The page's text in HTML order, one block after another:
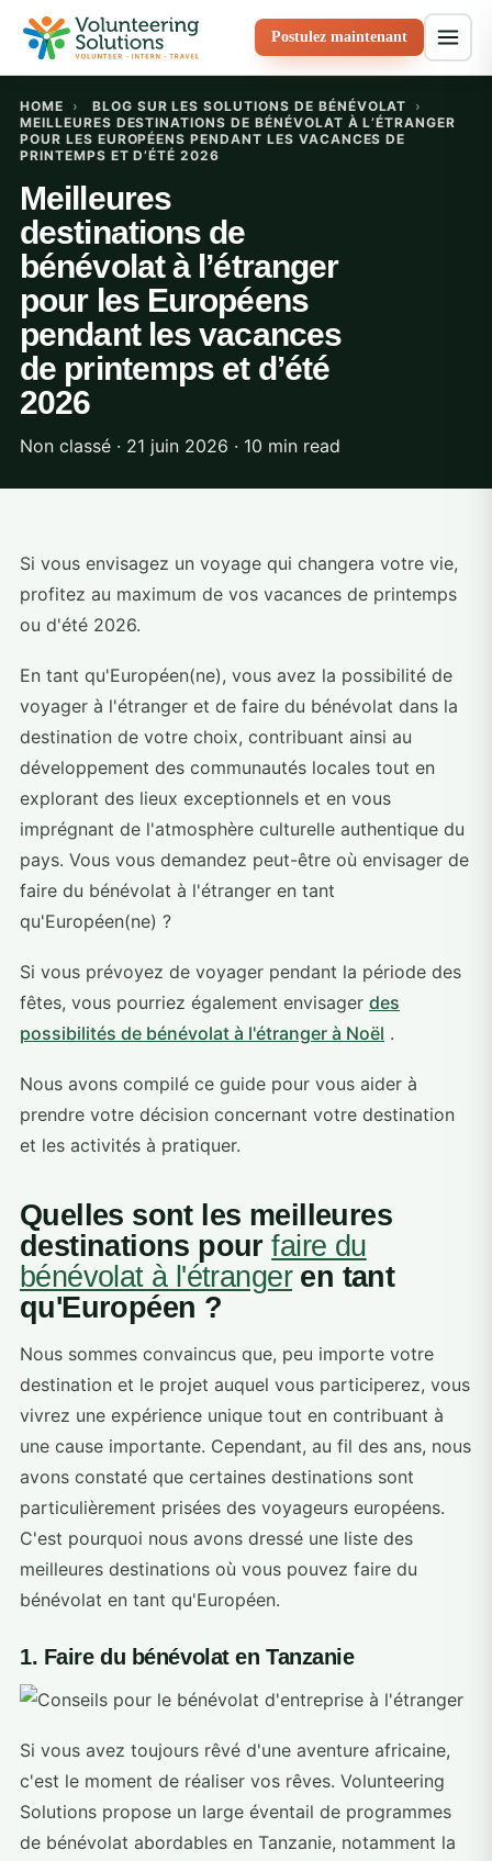
Postulez maintenant
HOME › BLOG SUR LES SOLUTIONS DE BÉNÉVOLAT
›
MEILLEURES DESTINATIONS DE BÉNÉVOLAT À L’ÉTRANGER
POUR LES EUROPÉENS PENDANT LES VACANCES DE
PRINTEMPS ET D’ÉTÉ 2026
Meilleures
destinations de
bénévolat à l’étranger
pour les Européens
pendant les vacances
de printemps et d’été
2026
Non classé · 21 juin 2026 · 10 min read
Si vous envisagez un voyage qui changera votre vie,
profitez au maximum de vos vacances de printemps
ou d'été 2026.
En tant qu'Européen(ne), vous avez la possibilité de
voyager à l'étranger et de faire du bénévolat dans la
destination de votre choix, contribuant ainsi au
développement des communautés locales tout en
explorant des lieux exceptionnels et en vous
imprégnant de l'atmosphère culturelle authentique du
pays. Vous vous demandez peut-être où envisager de
faire du bénévolat à l'étranger en tant
qu'Européen(ne) ?
Si vous prévoyez de voyager pendant la période des
fêtes, vous pourriez également envisager des
possibilités de bénévolat à l'étranger à Noël .
Nous avons compilé ce guide pour vous aider à
prendre votre décision concernant votre destination
et les activités à pratiquer.
Quelles sont les meilleures
destinations pourfaire du
bénévolat à l'étrangeren tant
qu'Européen ?
Nous sommes convaincus que, peu importe votre
destination et le projet auquel vous participerez, vous
vivrez une expérience unique tout en contribuant à
une cause importante. Cependant, au fil des ans, nous
avons constaté que certaines destinations sont
particulièrement prisées des voyageurs européens.
C'est pourquoi nous avons dressé une liste des
meilleures destinations où vous pouvez faire du
bénévolat en tant qu'Européen.
1. Faire du bénévolat en Tanzanie
Si vous avez toujours rêvé d'une aventure africaine,
c'est le moment de réaliser vos rêves. Volunteering
Solutions propose un large éventail de programmes
de bénévolat abordables en Tanzanie, notamment la